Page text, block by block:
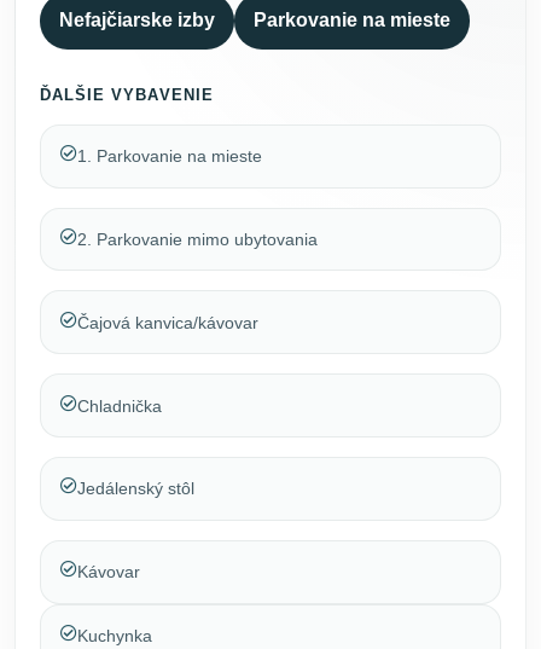
Nefajčiarske izby Parkovanie na mieste
ĎALŠIE VYBAVENIE
1. Parkovanie na mieste
2. Parkovanie mimo ubytovania
Čajová kanvica/kávovar
Chladnička
Jedálenský stôl
Kávovar
Kuchynka